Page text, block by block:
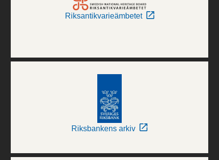
Riksantikvarieämbetet
Riksbankens arkiv